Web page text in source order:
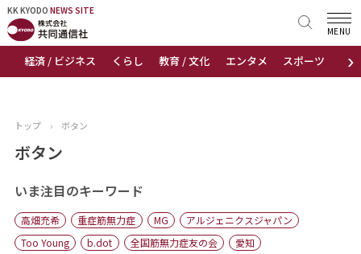
KK KYODO NEWS SITE
›
経済 / ビジネス くらし 教育 / 文化 エンタメ スポーツ 地域
MENU
KK KYODONEWS SITE
トップページ
ニュース
おすすめコンテンツ
出版物
トップ › ボタン
ボタン
いま注目のキーワード
高畑充希 重症筋無力症 MG
アルジェニクスジャパン
Too Young
b.dot 全国筋無力症友の会
愛知